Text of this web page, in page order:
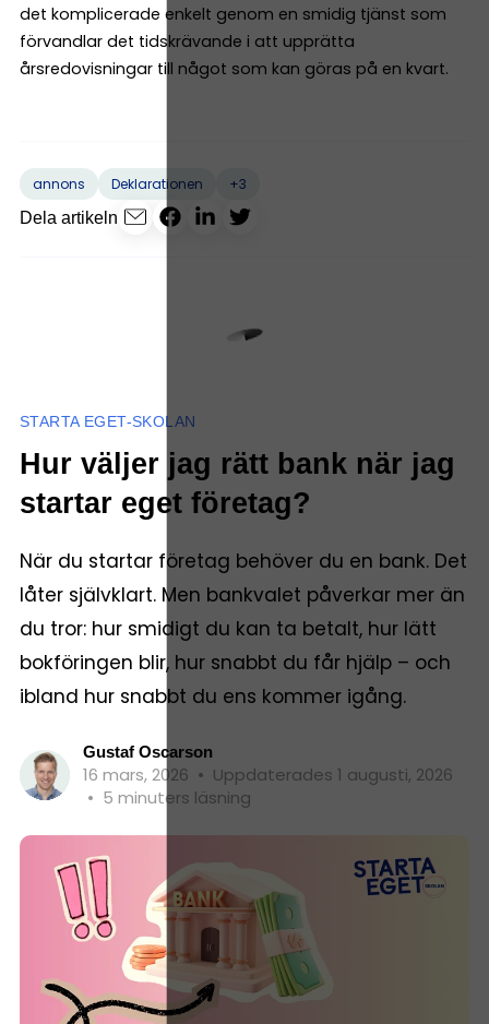
det komplicerade enkelt genom en smidig tjänst som
förvandlar det tidskrävande i att upprätta
årsredovisningar till något som kan göras på en kvart.
annons Deklarationen
+3
Dela artikeln
STARTA EGET-SKOLAN
Hur väljer jag rätt bank när jag
startar eget företag?
När du startar företag behöver du en bank. Det
låter självklart. Men bankvalet påverkar mer än
du tror: hur smidigt du kan ta betalt, hur lätt
bokföringen blir, hur snabbt du får hjälp – och
ibland hur snabbt du ens kommer igång.
Gustaf Oscarson
16 mars, 2026 • Uppdaterades 1 augusti, 2026
• 5 minuters läsning